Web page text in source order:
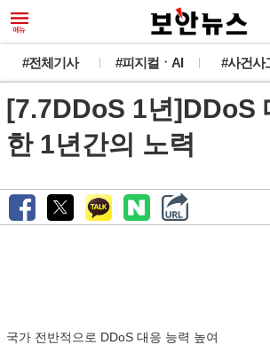
#전체기사 #피지컬ㆍAI #사건사
[7.7DDoS 1년]DDoS
한 1년간의 노력
국가 전반적으로 DDoS 대응 능력 높여